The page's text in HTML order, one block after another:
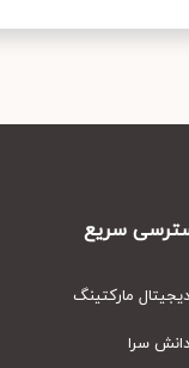
سریع
مارکتینگ
سرا